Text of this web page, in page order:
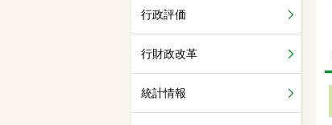
行政評価
行財政改革
統計情報